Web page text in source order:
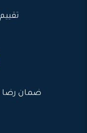
ضمان رضا